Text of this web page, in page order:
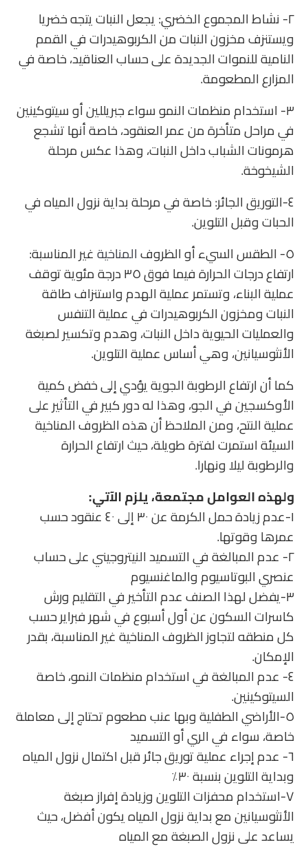
٢- نشاط المجموع الخضري: يجعل النبات يتجه خضريا
ويستنزف مخزون النبات من الكربوهيدرات في القمم
النامية للنموات الجديدة على حساب العناقيد، خاصة في
المزارع المطعومة.
٣- استخدام منظمات النمو سواء جبريللين أو سيتوكينين
في مراحل متأخرة من عمر العنقود، خاصة أنها تشجع
هرمونات الشباب داخل النبات، وهذا عكس مرحلة
الشيخوخة.
٤-التوريق الجائر: خاصة في مرحلة بداية نزول المياه في
الحبات وقبل التلوين.
٥- الطقس السيء أو الظروف
المناخيةغير المناسبة:
ارتفاع درجات الحرارة فيما فوق ٣٥ درجة مئوية توقف
عملية البناء، وتستمر عملية الهدم واستنزاف طاقة
النبات ومخزون الكربوهيدرات في عملية التنفس
والعمليات الحيوية داخل النبات، وهدم وتكسير لصبغة
الأنثوسيانين، وهي أساس عملية التلوين.
كما أن ارتفاع الرطوبة الجوية يؤدي إلى خفض كمية
الأوكسجين في الجو، وهذا له دور كبير في التأثير على
عملية النتح، ومن الملاحظ أن هذه الظروف المناخية
السيئة استمرت لفترة طويلة، حيث ارتفاع الحرارة
والرطوبة ليلا ونهارا.
ولهذه العوامل مجتمعة، يلزم الآتي:
١-عدم زيادة حمل الكرمة عن ٣٠ إلى ٤٠ عنقود حسب
عمرها وقوتها.
٢- عدم المبالغة في التسميد النيتروجيني على حساب
عنصري البوتاسيوم والماغنسيوم
٣-يفضل لهذا الصنف عدم التأخير في التقليم ورش
كاسرات السكون عن أول أسبوع في شهر فبراير حسب
كل منطقه لتجاوز الظروف المناخية غير المناسبة، بقدر
الإمكان.
٤- عدم المبالغة في استخدام منظمات النمو، خاصة
السيتوكينين.
٥-الأراضي الطفلية وبها عنب مطعوم تحتاج إلى معاملة
خاصة، سواء في الري أو التسميد
٦- عدم إجراء عملية توريق جائر قبل اكتمال نزول المياه
وبداية التلوين بنسبة ٣٠٪
٧-استخدام محفزات التلوين وزيادة إفراز صبغة
الأنثوسيانين مع بداية نزول المياه يكون أفضل، حيث
يساعد على نزول الصبغة مع المياه